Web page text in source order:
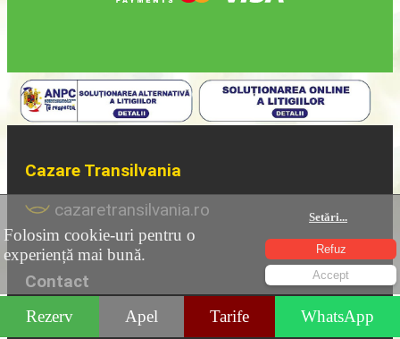
Rezerv Apel Tarife WhatsApp
Cazare Transilvania
cazaretransilvania.ro
Contact
Email: info@kerengo.ro
Folosim cookie-uri pentru o
experiență mai bună.
Setări...
Refuz
Accept